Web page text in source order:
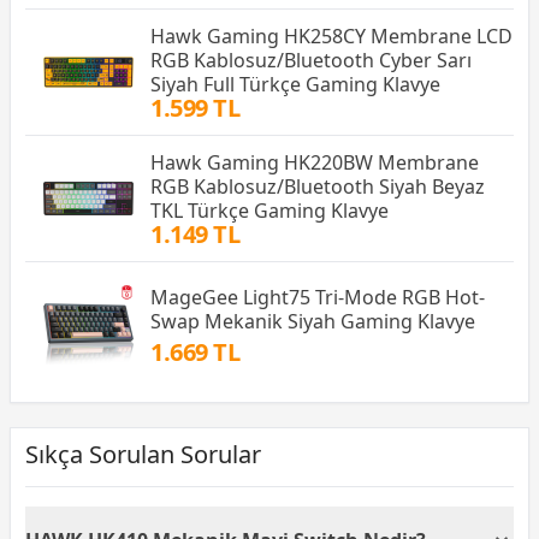
Hawk Gaming HK258CY Membrane LCD
RGB Kablosuz/Bluetooth Cyber Sarı
Siyah Full Türkçe Gaming Klavye
1.599 TL
Hawk Gaming HK220BW Membrane
RGB Kablosuz/Bluetooth Siyah Beyaz
TKL Türkçe Gaming Klavye
1.149 TL
MageGee Light75 Tri-Mode RGB Hot-
Swap Mekanik Siyah Gaming Klavye
1.669 TL
Sıkça Sorulan Sorular